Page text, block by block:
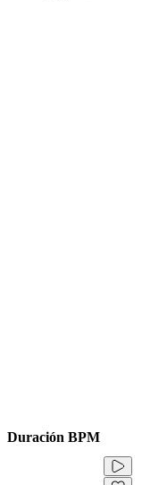
Duración BPM